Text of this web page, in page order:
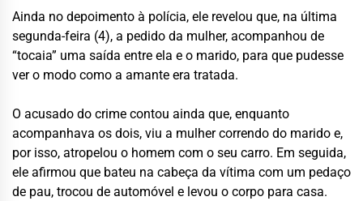
Ainda no depoimento à polícia, ele revelou que, na última
segunda-feira (4), a pedido da mulher, acompanhou de
“tocaia” uma saída entre ela e o marido, para que pudesse
ver o modo como a amante era tratada.
O acusado do crime contou ainda que, enquanto
acompanhava os dois, viu a mulher correndo do marido e,
por isso, atropelou o homem com o seu carro. Em seguida,
ele afirmou que bateu na cabeça da vítima com um pedaço
de pau, trocou de automóvel e levou o corpo para casa.